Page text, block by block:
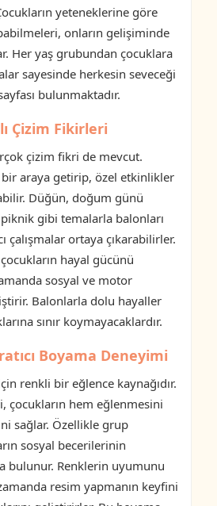
yeteneklerine göre
onların gelişiminde
Her yaş grubundan çocuklara
sayesinde herkesin seveceği
bulunmaktadır.
Çizim Fikirleri
çizim fikri de mevcut.
bir araya getirip, özel etkinlikler
Düğün, doğum günü
gibi temalarla balonları
çalışmalar ortaya çıkarabilirler.
hayal gücünü
sosyal ve motor
Balonlarla dolu hayaller
sınır koymayacaklardır.
Boyama Deneyimi
renkli bir eğlence kaynağıdır.
çocukların hem eğlenmesini
sağlar. Özellikle grup
sosyal becerilerinin
bulunur. Renklerin uyumunu
resim yapmanın keyfini